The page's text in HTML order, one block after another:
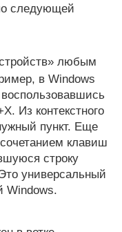
следующей
любым
в Windows
Из контекстного
пункт. Еще
клавиш
строку
универсальный
Windows.